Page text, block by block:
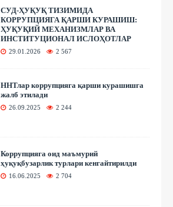
СУД-ҲУҚУҚ ТИЗИМИДА
КОРРУПЦИЯГА ҚАРШИ КУРАШИШ:
ҲУҚУҚИЙ МЕХАНИЗМЛАР ВА
ИНСТИТУЦИОНАЛ ИСЛОҲОТЛАР
29.01.2026 2 567
ННТлар коррупцияга қарши курашишга
жалб этилади
26.09.2025 2 244
Коррупцияга оид маъмурий
ҳуқуқбузарлик турлари кенгайтирилди
16.06.2025 2 704